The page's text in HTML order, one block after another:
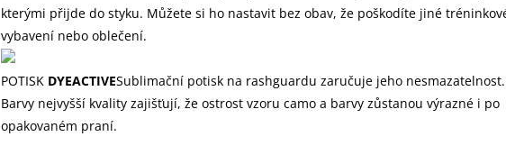
kterými přijde do styku. Můžete si ho nastavit bez obav, že poškodíte jiné
vybavení nebo oblečení.
POTISK DYEACTIVESublimační potisk na rashguardu zaručuje jeho nesmazatelnost.
Barvy nejvyšší kvality zajišťují, že ostrost vzoru camo a barvy zůstanou výrazné i po
opakovaném praní.